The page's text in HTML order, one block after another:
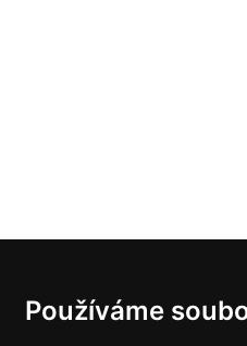
Používáme